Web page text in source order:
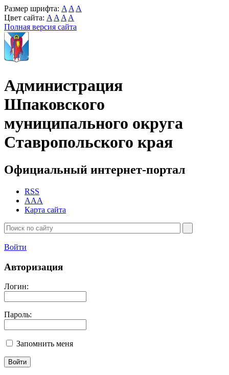
Размер шрифта: A A A
Цвет сайта: A A A A
Полная версия сайта
Администрация
Шпаковского
муниципального округа
Ставропольского края
Официальный интернет-портал
RSS
AAA
Карта сайта
Войти
Авторизация
Логин:
Пароль:
Запомнить меня